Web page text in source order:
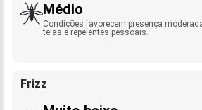
Médio
Condições favorecem presença
telas e repelentes pessoais.
Frizz